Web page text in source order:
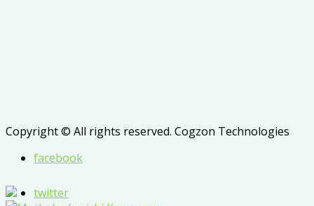
Copyright © All rights reserved. Cogzon Technologies
facebook
twitter